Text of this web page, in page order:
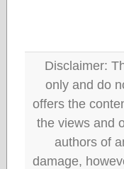
Disclaimer:
only and do
offers the
the views and
authors of
damage,